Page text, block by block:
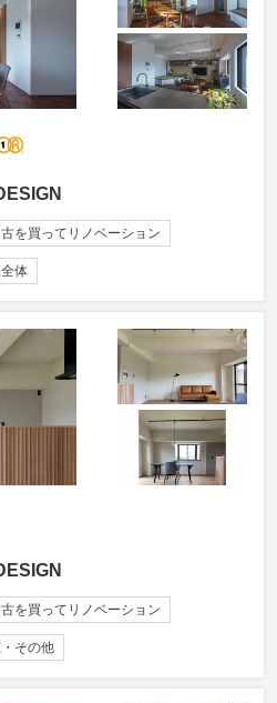
を買ってリノベーション
体
を買ってリノベーション
その他